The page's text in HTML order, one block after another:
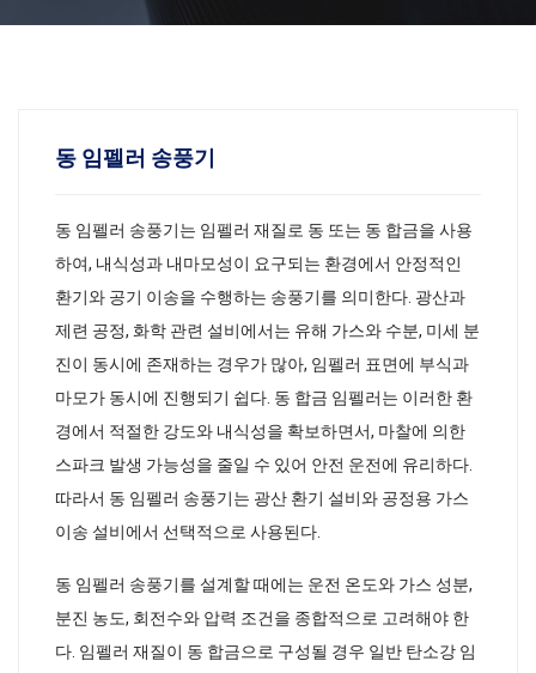
동 임펠러 송풍기
동 임펠러 송풍기는 임펠러 재질로 동 또는 동 합금을 사용
하여, 내식성과 내마모성이 요구되는 환경에서 안정적인
환기와 공기 이송을 수행하는 송풍기를 의미한다. 광산과
제련 공정, 화학 관련 설비에서는 유해 가스와 수분, 미세 분
진이 동시에 존재하는 경우가 많아, 임펠러 표면에 부식과
마모가 동시에 진행되기 쉽다. 동 합금 임펠러는 이러한 환
경에서 적절한 강도와 내식성을 확보하면서, 마찰에 의한
스파크 발생 가능성을 줄일 수 있어 안전 운전에 유리하다.
따라서 동 임펠러 송풍기는 광산 환기 설비와 공정용 가스
이송 설비에서 선택적으로 사용된다.
동 임펠러 송풍기를 설계할 때에는 운전 온도와 가스 성분,
분진 농도, 회전수와 압력 조건을 종합적으로 고려해야 한
다. 임펠러 재질이 동 합금으로 구성될 경우 일반 탄소강 임